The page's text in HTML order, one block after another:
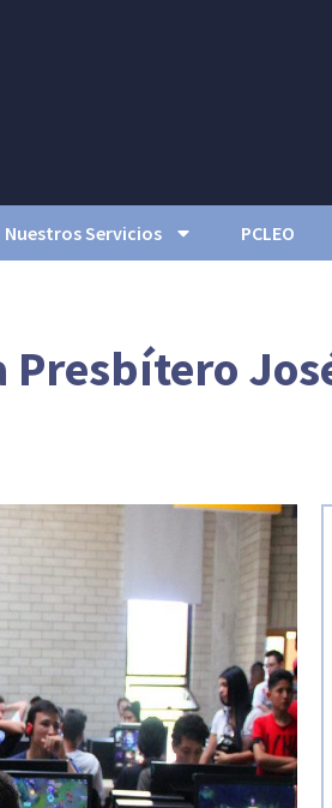
Nuestros Servicios PCLEO